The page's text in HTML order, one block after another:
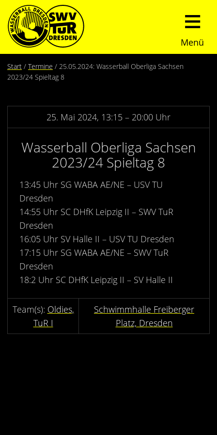
Menü
Start
Über uns
Trainingszeiten
Sommerturnier
Presseberichte
Fotos
Videos
Termine
News
Nachwuchs
Kontakt
Start Termine
25.05.2024: Wasserball Oberliga Sachsen
2023/24 Spieltag 8
25. Mai 2024, 13:15 – 20:00 Uhr
Wasserball Oberliga Sachsen
2023/24 Spieltag 8
13:45 Uhr SG WABA AE/NE – USV TU
Dresden
14:55 Uhr SC DHfK Leipzig II – SWV TuR
Dresden
16:05 Uhr SV Halle II – USV TU Dresden
17:15 Uhr SG WABA AE/NE – SWV TuR
Dresden
18:2 Uhr SC DHfK Leipzig II – SV Halle II
Oldies
TuR I
Schwimmhalle Freiberger
Platz, Dresden